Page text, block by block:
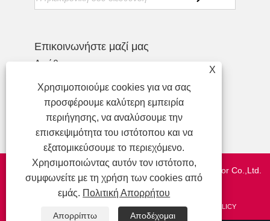
Επικοινωνήστε μαζί μας
Διεύθυνση:
+86-755-27990932
Τηλέφωνο:
+86-13713718026
ΗΛΕΚΤΡΟΝΙΚΗ ΔΙΕΥΘΥΝΣΗ:
wzl@szydr.com
Πνευματικά δικαιώματα © 2021 Shenzhen YDR Connector Co.,Ltd.
http://www.szydr.com/
RSS XML PRIVACY POLICY
X
Χρησιμοποιούμε cookies για να σας
προσφέρουμε καλύτερη εμπειρία
περιήγησης, να αναλύσουμε την
επισκεψιμότητα του ιστότοπου και να
εξατομικεύσουμε το περιεχόμενο.
Χρησιμοποιώντας αυτόν τον ιστότοπο,
συμφωνείτε με τη χρήση των cookies από
εμάς. Πολιτική Απορρήτου
Απορρίπτω Αποδέχομαι